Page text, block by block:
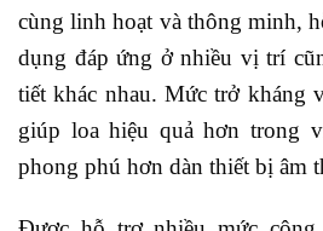
cùng linh hoạt và thông minh,
dụng đáp ứng ở nhiều vị trí
tiết khác nhau. Mức trở kháng
giúp loa hiệu quả hơn trong
phong phú hơn dàn thiết bị âm